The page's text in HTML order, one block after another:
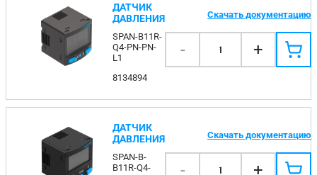
ДАТЧИК
ДАВЛЕНИЯ
SPAN-B11R-
Q4-PN-PN-
L1
8134894
Скачать документацию
- 1 +
ДАТЧИК
ДАВЛЕНИЯ
SPAN-B-
B11R-Q4-
Скачать документацию
- 1 +